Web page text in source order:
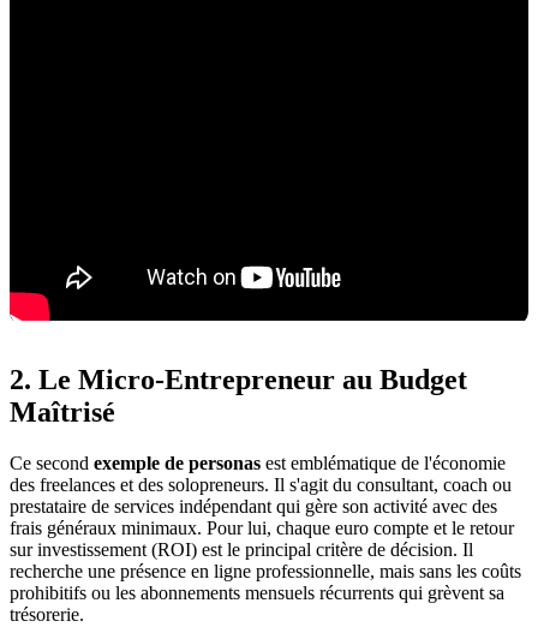
2. Le Micro-Entrepreneur au Budget
Maîtrisé
Ce second exemple de personas est emblématique de l'économie
des freelances et des solopreneurs. Il s'agit du consultant, coach ou
prestataire de services indépendant qui gère son activité avec des
frais généraux minimaux. Pour lui, chaque euro compte et le retour
sur investissement (ROI) est le principal critère de décision. Il
recherche une présence en ligne professionnelle, mais sans les coûts
prohibitifs ou les abonnements mensuels récurrents qui grèvent sa
trésorerie.